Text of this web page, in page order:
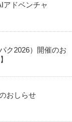
アドベンチャ
ク2026）開催のお
】
おしらせ